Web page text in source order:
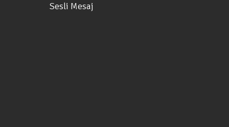
Sesli Mesaj